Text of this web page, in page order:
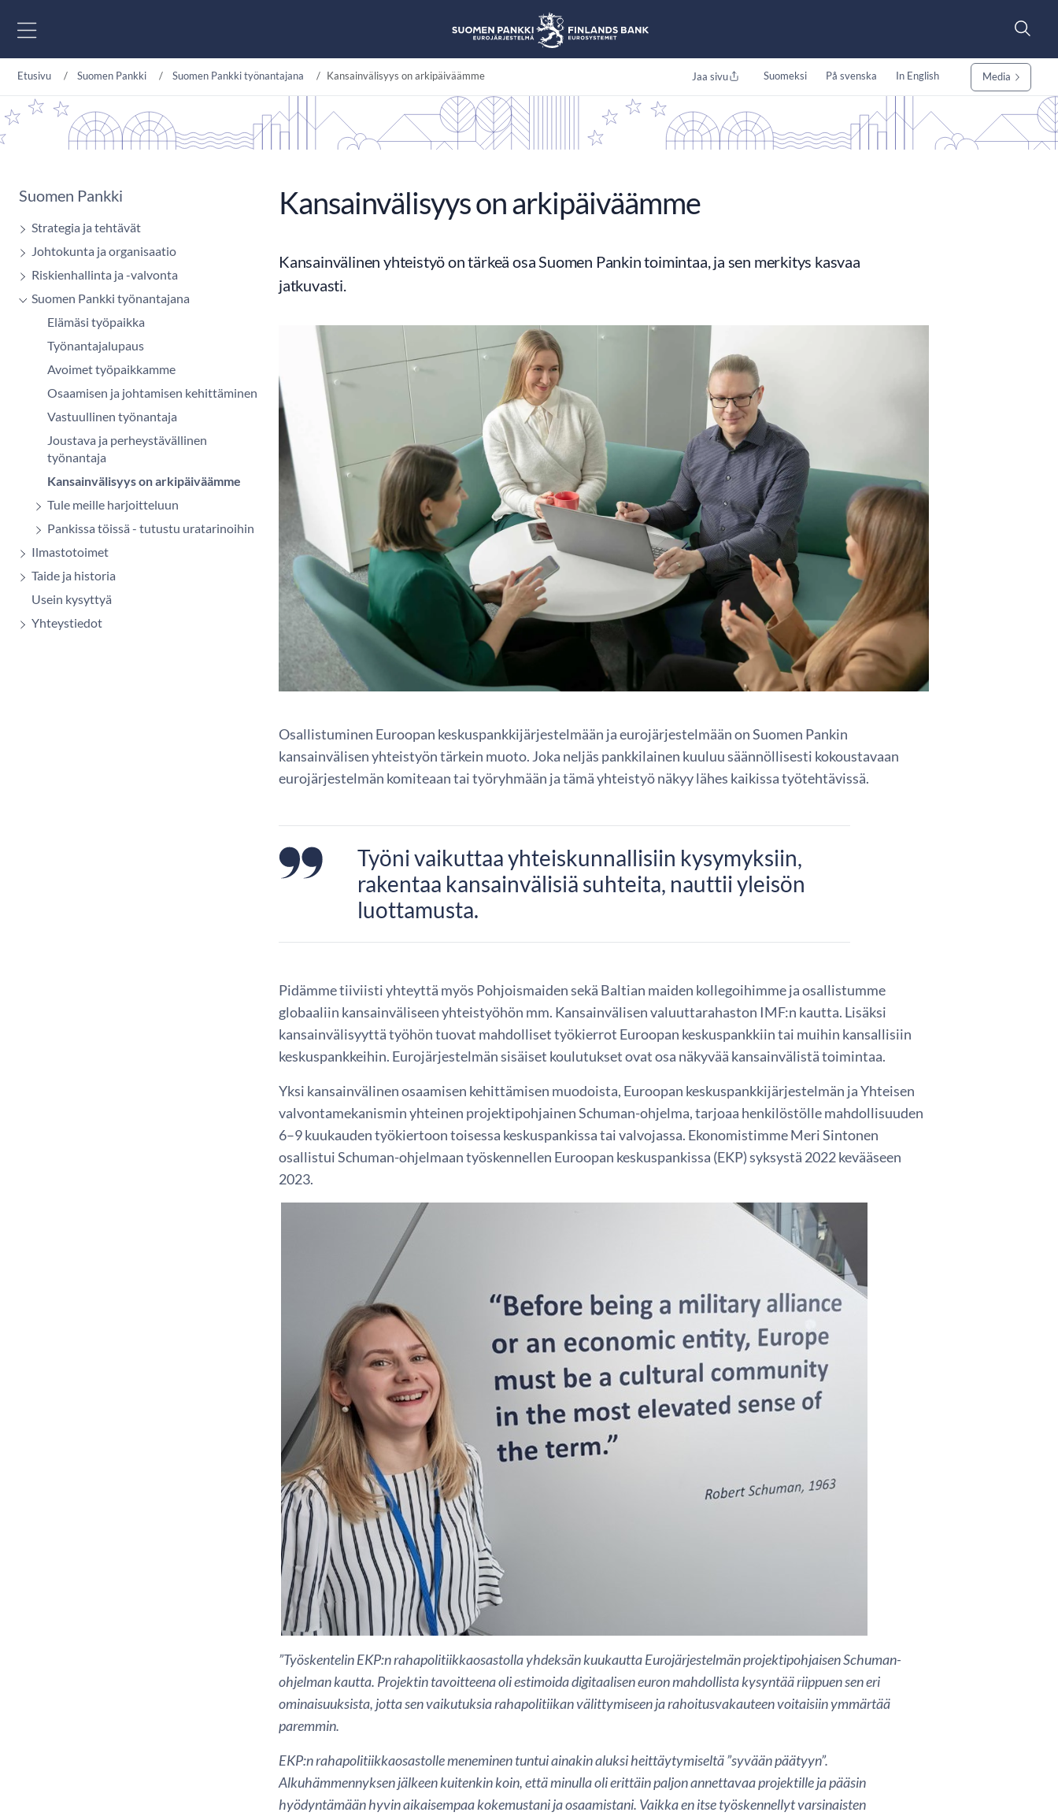
Etusivu Suomen Pankki Suomen Pankki työnantajana Kansainvälisyys on arkipäiväämme Jaa sivu Suomeksi På svenska In English Media
Suomen Pankki
Strategia ja tehtävät
Johtokunta ja organisaatio
Riskienhallinta ja -valvonta
Suomen Pankki työnantajana
Elämäsi työpaikka
Työnantajalupaus
Avoimet työpaikkamme
Osaamisen ja johtamisen kehittäminen
Vastuullinen työnantaja
Joustava ja perheystävällinen
työnantaja
Kansainvälisyys on arkipäiväämme
Tule meille harjoitteluun
Pankissa töissä - tutustu uratarinoihin
Ilmastotoimet
Taide ja historia
Usein kysyttyä
Yhteystiedot
Kansainvälisyys on arkipäiväämme
Kansainvälinen yhteistyö on tärkeä osa Suomen Pankin toimintaa, ja sen merkitys kasvaa
jatkuvasti.
Osallistuminen Euroopan keskuspankkijärjestelmään ja eurojärjestelmään on Suomen Pankin
kansainvälisen yhteistyön tärkein muoto. Joka neljäs pankkilainen kuuluu säännöllisesti kokoustavaan
eurojärjestelmän komiteaan tai työryhmään ja tämä yhteistyö näkyy lähes kaikissa työtehtävissä.
Työni vaikuttaa yhteiskunnallisiin kysymyksiin,
rakentaa kansainvälisiä suhteita, nauttii yleisön
luottamusta.
Pidämme tiiviisti yhteyttä myös Pohjoismaiden sekä Baltian maiden kollegoihimme ja osallistumme
globaaliin kansainväliseen yhteistyöhön mm. Kansainvälisen valuuttarahaston IMF:n kautta. Lisäksi
kansainvälisyyttä työhön tuovat mahdolliset työkierrot Euroopan keskuspankkiin tai muihin kansallisiin
keskuspankkeihin. Eurojärjestelmän sisäiset koulutukset ovat osa näkyvää kansainvälistä toimintaa.
Yksi kansainvälinen osaamisen kehittämisen muodoista, Euroopan keskuspankkijärjestelmän ja Yhteisen
valvontamekanismin yhteinen projektipohjainen Schuman-ohjelma, tarjoaa henkilöstölle mahdollisuuden
6–9 kuukauden työkiertoon toisessa keskuspankissa tai valvojassa. Ekonomistimme Meri Sintonen
osallistui Schuman-ohjelmaan työskennellen Euroopan keskuspankissa (EKP) syksystä 2022 kevääseen
2023.
”Työskentelin EKP:n rahapolitiikkaosastolla yhdeksän kuukautta Eurojärjestelmän projektipohjaisen Schuman-
ohjelman kautta. Projektin tavoitteena oli estimoida digitaalisen euron mahdollista kysyntää riippuen sen eri
ominaisuuksista, jotta sen vaikutuksia rahapolitiikan välittymiseen ja rahoitusvakauteen voitaisiin ymmärtää
paremmin.
EKP:n rahapolitiikkaosastolle meneminen tuntui ainakin aluksi heittäytymiseltä ”syvään päätyyn”.
Alkuhämmennyksen jälkeen kuitenkin koin, että minulla oli erittäin paljon annettavaa projektille ja pääsin
hyödyntämään hyvin aikaisempaa kokemustani ja osaamistani. Vaikka en itse työskennellyt varsinaisten